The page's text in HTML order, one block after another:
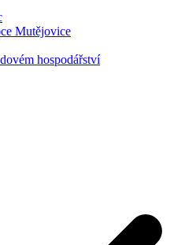
Mutějovice
hospodářství